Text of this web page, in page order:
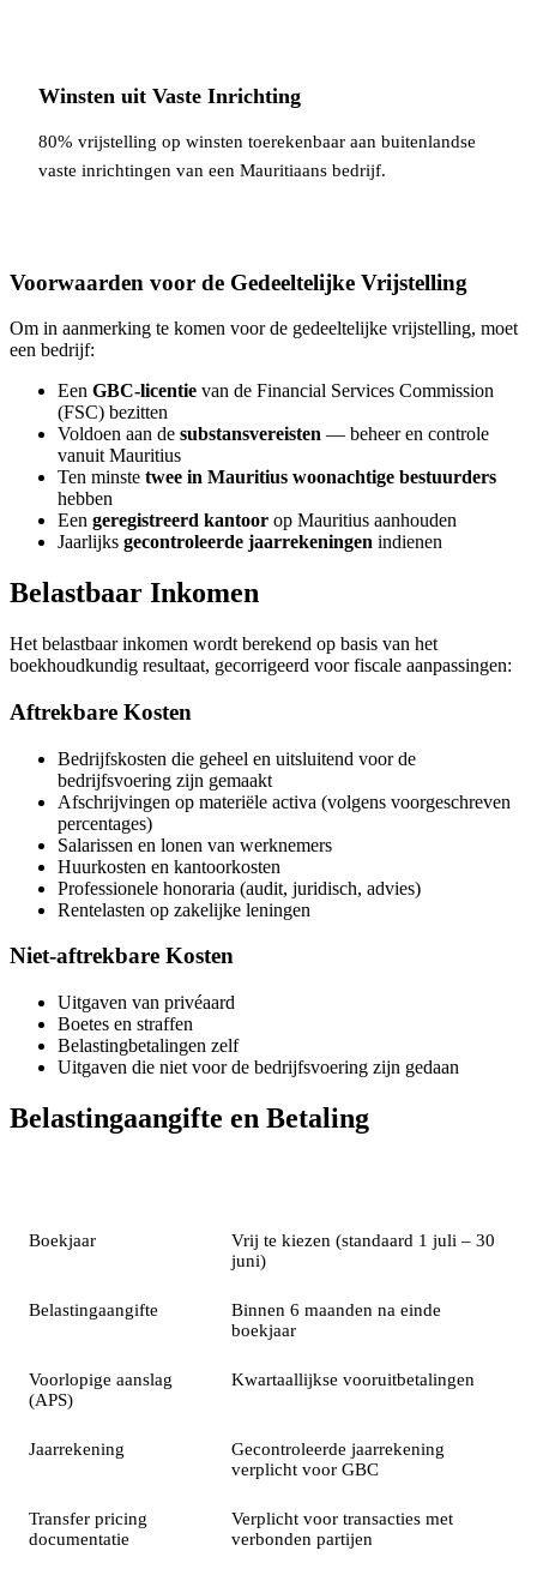
Winsten uit Vaste Inrichting
80% vrijstelling op winsten toerekenbaar aan buitenlandse
vaste inrichtingen van een Mauritiaans bedrijf.
Voorwaarden voor de Gedeeltelijke Vrijstelling
Om in aanmerking te komen voor de gedeeltelijke vrijstelling, moet
een bedrijf:
Een GBC-licentie van de Financial Services Commission
(FSC) bezitten
Voldoen aan de substansvereisten — beheer en controle
vanuit Mauritius
Ten minste twee in Mauritius woonachtige bestuurders
hebben
Een geregistreerd kantoor op Mauritius aanhouden
Jaarlijks gecontroleerde jaarrekeningen indienen
Belastbaar Inkomen
Het belastbaar inkomen wordt berekend op basis van het
boekhoudkundig resultaat, gecorrigeerd voor fiscale aanpassingen:
Aftrekbare Kosten
Bedrijfskosten die geheel en uitsluitend voor de
bedrijfsvoering zijn gemaakt
Afschrijvingen op materiële activa (volgens voorgeschreven
percentages)
Salarissen en lonen van werknemers
Huurkosten en kantoorkosten
Professionele honoraria (audit, juridisch, advies)
Rentelasten op zakelijke leningen
Niet-aftrekbare Kosten
Uitgaven van privéaard
Boetes en straffen
Belastingbetalingen zelf
Uitgaven die niet voor de bedrijfsvoering zijn gedaan
Belastingaangifte en Betaling
Boekjaar
Vrij te kiezen (standaard 1 juli – 30
juni)
Belastingaangifte
Binnen 6 maanden na einde
boekjaar
Voorlopige aanslag
(APS)
Kwartaallijkse vooruitbetalingen
Jaarrekening
Gecontroleerde jaarrekening
verplicht voor GBC
Transfer pricing
documentatie
Verplicht voor transacties met
verbonden partijen